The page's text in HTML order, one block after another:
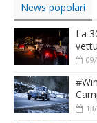
News popolari
La